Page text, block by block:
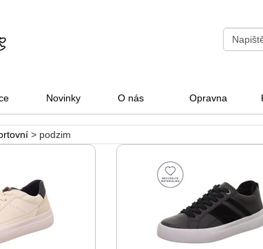
Novinky O nás Opravna
> podzim